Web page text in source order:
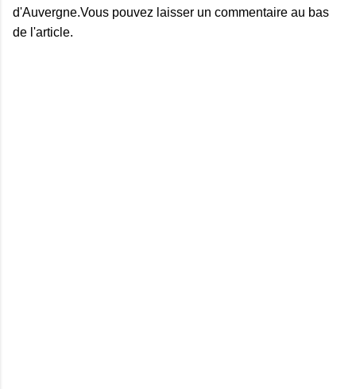
d'Auvergne.Vous pouvez laisser un commentaire au bas
de l'article.